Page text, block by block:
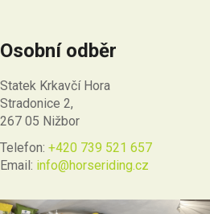
Osobní odběr
Statek Krkavčí Hora
Stradonice 2,
267 05 Nižbor
Telefon: +420 739 521 657
Email: info@horseriding.cz